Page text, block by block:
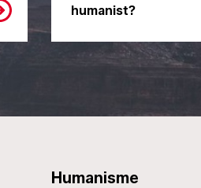
humanist?
Humanisme